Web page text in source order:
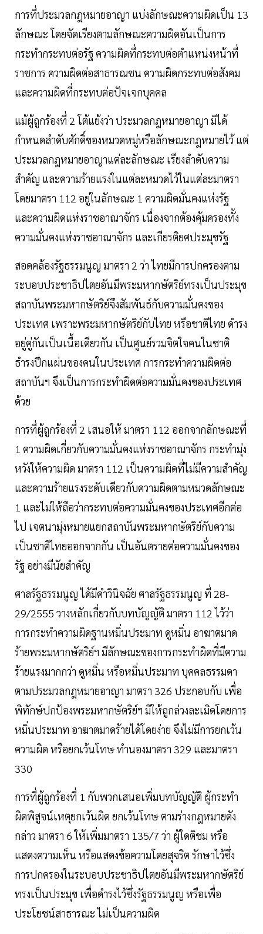
การที่ประมวลกฎหมายอาญา แบ่งลักษณะความผิดเป็น 13
ลักษณะ โดยจัดเรียงตามลักษณะความผิดอันเป็นการ
กระทำกระทบต่อรัฐ ความผิดที่กระทบต่อตำแหน่งหน้าที่
ราชการ ความผิดต่อสาธารณชน ความผิดกระทบต่อสังคม
และความผิดที่กระทบต่อปัจเจกบุคคล
แม้ผู้ถูกร้องที่ 2 โต้แย้งว่า ประมวลกฎหมายอาญา มิได้
กำหนดลำดับศักดิ์ของหมวดหมู่หรือลักษณะกฎหมายไว้ แต่
ประมวลกฎหมายอาญาแต่ละลักษณะ เรียงลำดับความ
สำคัญ และความร้ายแรงในแต่ละหมวดไว้ในแต่ละมาตรา
โดยมาตรา 112 อยู่ในลักษณะ 1 ความผิดมั่นคงแห่งรัฐ
และความผิดแห่งราชอาณาจักร เนื่องจากต้องคุ้มครองทั้ง
ความมั่นคงแห่งราชอาณาจักร และเกียรติยศประมุขรัฐ
สอดคล้องรัฐธรรมนูญ มาตรา 2 ว่า ไทยมีการปกครองตาม
ระบอบประชาธิปไตยอันมีพระมหากษัตริย์ทรงเป็นประมุข
สถาบันพระมหากษัตริย์จึงสัมพันธ์กับความมั่นคงของ
ประเทศ เพราะพระมหากษัตริย์กับไทย หรือชาติไทย ดำรง
อยู่คู่กันเป็นเนื้อเดียวกัน เป็นศูนย์รวมจิตใจคนในชาติ
ธำรงปึกแผ่นของคนในประเทศ การกระทำความผิดต่อ
สถาบันฯ จึงเป็นการกระทำผิดต่อความมั่นคงของประเทศ
ด้วย
การที่ผู้ถูกร้องที่ 2 เสนอให้ มาตรา 112 ออกจากลักษณะที่
1 ความผิดเกี่ยวกับความมั่นคงแห่งราชอาณาจักร กระทำมุ่ง
หวังให้ความผิด มาตรา 112 เป็นความผิดที่ไม่มีความสำคัญ
และความร้ายแรงระดับเดียวกับความผิดตามหมวดลักษณะ
1 และไม่ให้ถือว่ากระทบต่อความมั่นคงของประเทศอีกต่อ
ไป เจตนามุ่งหมายแยกสถาบันพระมหากษัตริย์กับความ
เป็นชาติไทยออกจากกัน เป็นอันตรายต่อความมั่นคงของ
รัฐ อย่างมีนัยสำคัญ
ศาลรัฐธรรมนูญ ได้มีคำวินิจฉัย ศาลรัฐธรรมนูญ ที่ 28-
29/2555 วางหลักเกี่ยวกับบทบัญญัติ มาตรา 112 ไว้ว่า
การกระทำความผิดฐานหมิ่นประมาท ดูหมิ่น อาฆาตมาด
ร้ายพระมหากษัตริย์ฯ มีลักษณะของการกระทำผิดที่มีความ
ร้ายแรงมากกว่า ดูหมิ่น หรือหมิ่นประมาท บุคคลธรรมดา
ตามประมวลกฎหมายอาญา มาตรา 326 ประกอบกับ เพื่อ
พิทักษ์ปกป้องพระมหากษัตริย์ฯ มิให้ถูกล่วงละเมิดโดยการ
หมิ่นประมาท อาฆาตมาดร้ายได้โดยง่าย จึงไม่มีการยกเว้น
ความผิด หรือยกเว้นโทษ ทำนองมาตรา 329 และมาตรา
330
การที่ผู้ถูกร้องที่ 1 กับพวกเสนอเพิ่มบทบัญญัติ ผู้กระทำ
ผิดพิสูจน์เหตุยกเว้นผิด ยกเว้นโทษ ตามร่างกฎหมายดัง
กล่าว มาตรา 6 ให้เพิ่มมาตรา 135/7 ว่า ผู้ใดติชม หรือ
แสดงความเห็น หรือแสดงข้อความโดยสุจริต รักษาไว้ซึ่ง
การปกครองในระบอบประชาธิปไตยอันมีพระมหากษัตริย์
ทรงเป็นประมุข เพื่อดำรงไว้ซึ่งรัฐธรรมนูญ หรือเพื่อ
ประโยชน์สาธารณะ ไม่เป็นความผิด